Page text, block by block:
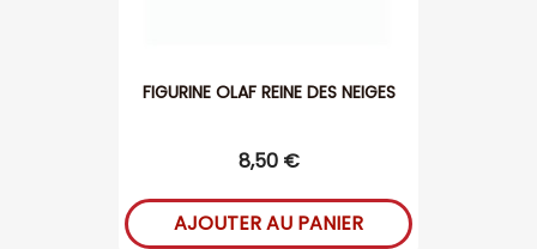
FIGURINE OLAF REINE DES NEIGES
8,50 €
AJOUTER AU PANIER